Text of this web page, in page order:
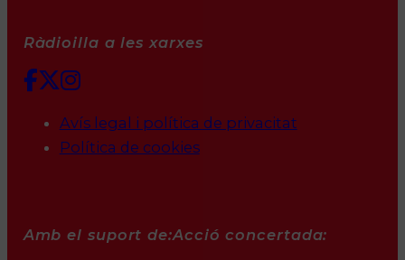
Ràdioilla a les xarxes
Avís legal i política de privacitat
Política de cookies
Amb el suport de:Acció concertada: